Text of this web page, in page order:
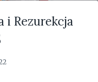
i Rezurekcja